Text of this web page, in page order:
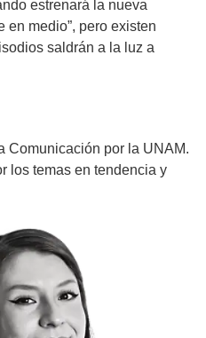
estrenará la nueva
en medio”, pero existen
saldrán a la luz a
Comunicación por la UNAM.
los temas en tendencia y